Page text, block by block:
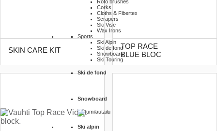
Roto brushes
Corks
Cloths & Fibertex
Scrapers
Ski Vise
Wax Irons
Sports
Ski Alpin
Ski de fond
Snowboard
Ski Touring
Ski de fond
Snowboard
Ski alpin
SKIN CARE KIT
TOP RACE
BLUE BLOC